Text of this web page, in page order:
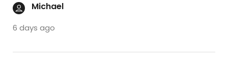
Michael
6 days ago